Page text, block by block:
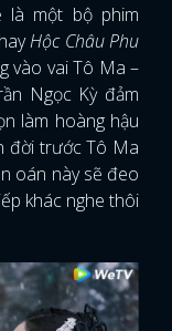
là một bộ phim
hayHộc Châu Phu
vào vai Tô Ma –
Ngọc Kỳ đảm
làm hoàng hậu
đời trước Tô Ma
oán này sẽ đeo
khác nghe thôi